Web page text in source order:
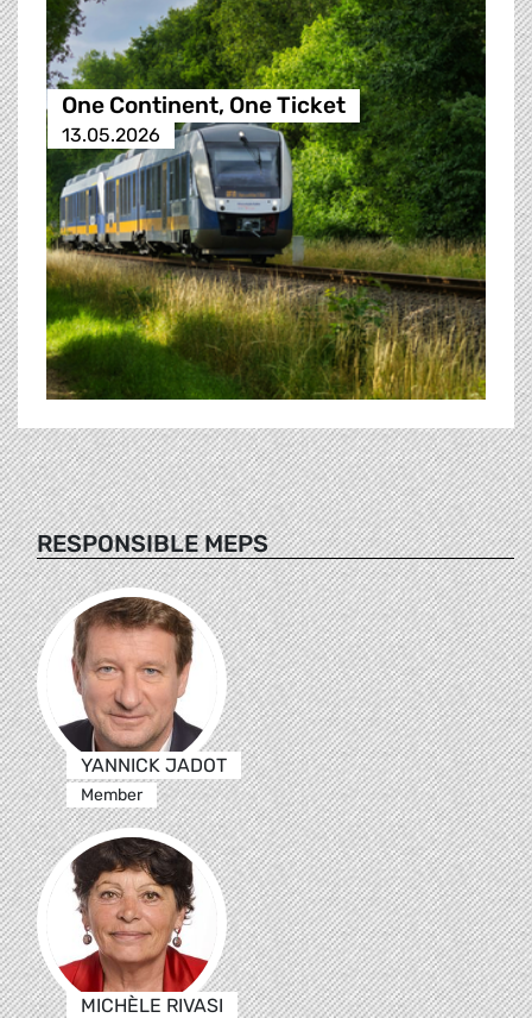
One Continent, One Ticket
13.05.2026
RESPONSIBLE MEPS
YANNICK JADOT
Member
MICHÈLE RIVASI